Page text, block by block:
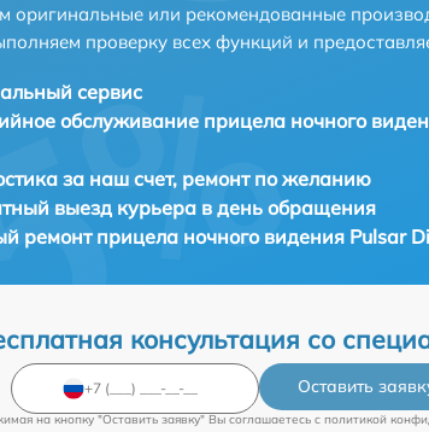
оригинальные или рекомендованные
проверку всех функций и
сервис
обслуживание прицела ночного
за наш счет, ремонт по желанию
выезд курьера в день обращения
ремонт прицела ночного видения Pulsar
консультация со
Оставить
на кнопку "Оставить заявку" Вы соглашаетесь c политикой